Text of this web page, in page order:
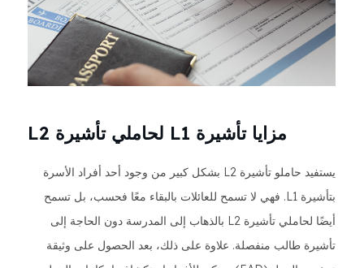
مزايا تأشيرة L1 لحاملي تأشيرة L2
يستفيد حاملو تأشيرة L2 بشكل كبير من وجود أحد أفراد الأسرة
بتأشيرة L1. فهي لا تسمح للعائلات بالبقاء معًا فحسب، بل تسمح
أيضًا لحاملي تأشيرة L2 بالذهاب إلى المدرسة دون الحاجة إلى
تأشيرة طالب منفصلة. علاوة على ذلك، بعد الحصول على وثيقة